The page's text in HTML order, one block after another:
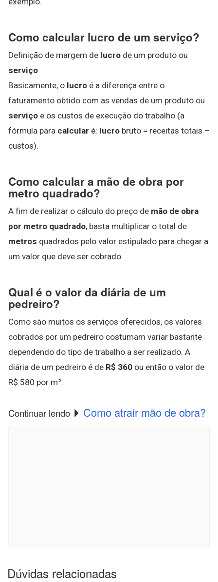
Como calcular lucro de um serviço?
Definição de margem de lucro de um produto ou
serviço
Basicamente, o lucro é a diferença entre o
faturamento obtido com as vendas de um produto ou
serviço e os custos de execução do trabalho (a
fórmula para calcular é: lucro bruto = receitas totais –
custos).
Como calcular a mão de obra por
metro quadrado?
A fim de realizar o cálculo do preço de mão de obra
por metro quadrado, basta multiplicar o total de
metros quadrados pelo valor estipulado para chegar a
um valor que deve ser cobrado.
Qual é o valor da diária de um
pedreiro?
Como são muitos os serviços oferecidos, os valores
cobrados por um pedreiro costumam variar bastante
dependendo do tipo de trabalho a ser realizado. A
diária de um pedreiro é de R$ 360 ou então o valor de
R$ 580 por m².
Continuar lendo Como atrair mão de obra?
Dúvidas relacionadas